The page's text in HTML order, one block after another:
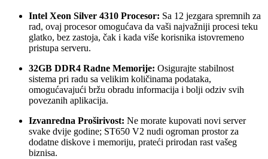
Intel Xeon Silver 4310 Procesor: Sa 12 jezgara spremnih za
rad, ovaj procesor omogućava da vaši najvažniji procesi teku
glatko, bez zastoja, čak i kada više korisnika istovremeno
pristupa serveru.
32GB DDR4 Radne Memorije: Osigurajte stabilnost
sistema pri radu sa velikim količinama podataka,
omogućavajući bržu obradu informacija i bolji odziv svih
povezanih aplikacija.
Izvanredna Proširivost: Ne morate kupovati novi server
svake dvije godine; ST650 V2 nudi ogroman prostor za
dodatne diskove i memoriju, prateći prirodan rast vašeg
biznisa.